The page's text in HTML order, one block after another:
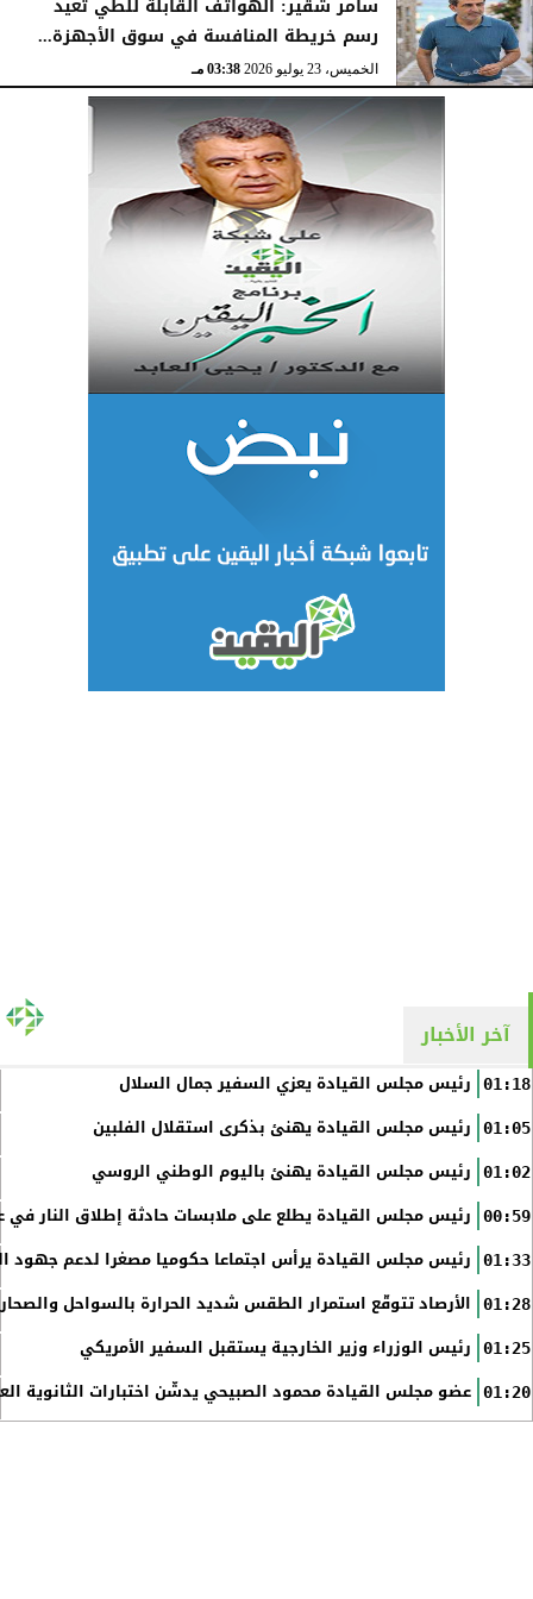
سامر شقير: الهواتف القابلة للطي تعيد
رسم خريطة المنافسة في سوق الأجهزة...
الخميس، 23 يوليو 2026 03:38 مـ
آخر الأخبار
01:18 رئيس مجلس القيادة يعزي السفير جمال السلال
01:05 رئيس مجلس القيادة يهنئ بذكرى استقلال الفلبين
01:02 رئيس مجلس القيادة يهنئ باليوم الوطني الروسي
00:59 رئيس مجلس القيادة يطلع على ملابسات حادثة إطلاق النار في
01:33 رئيس مجلس القيادة يرأس اجتماعا حكوميا مصغرا لدعم جهود
01:28 الأرصاد تتوقّع استمرار الطقس شديد الحرارة بالسواحل
01:25 رئيس الوزراء وزير الخارجية يستقبل السفير الأمريكي
01:20 عضو مجلس القيادة محمود الصبيحي يدشّن اختبارات الثانوية